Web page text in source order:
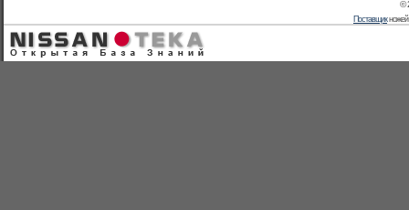
©
Поставщикножей